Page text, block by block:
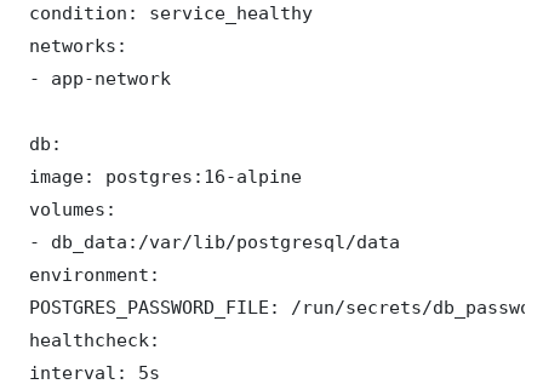
condition: service_healthy
networks:
- app-network
db:
image: postgres:16-alpine
volumes:
- db_data:/var/lib/postgresql/data
environment:
POSTGRES_PASSWORD_FILE: /run/secrets/
healthcheck:
interval: 5s